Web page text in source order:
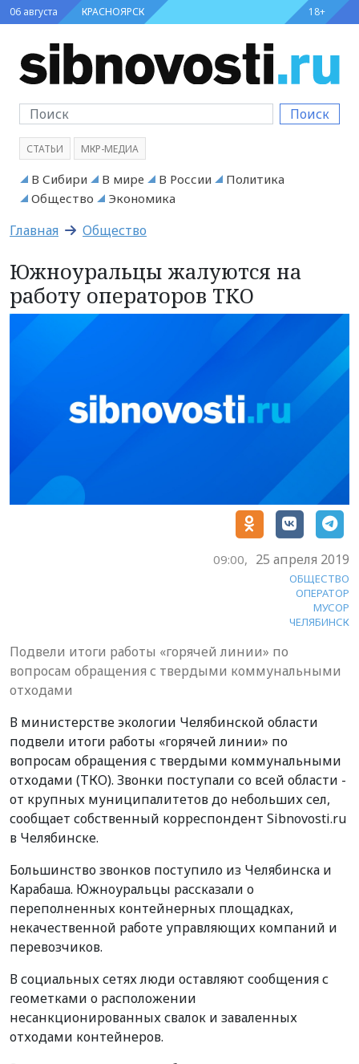
06 августа КРАСНОЯРСК 18+
Поиск
СТАТЬИ МКР-МЕДИА
В Сибири В мире В России
Политика
Общество
Экономика
Главная Общество
Южноуральцы жалуются на
работу операторов ТКО
09:00, 25 апреля 2019
ОБЩЕСТВО
ОПЕРАТОР
МУСОР
ЧЕЛЯБИНСК
Подвели итоги работы «горячей линии» по
вопросам обращения с твердыми коммунальными
отходами
В министерстве экологии Челябинской области
подвели итоги работы «горячей линии» по
вопросам обращения с твердыми коммунальными
отходами (ТКО). Звонки поступали со всей области -
от крупных муниципалитетов до небольших сел,
сообщает собственный корреспондент Sibnovosti.ru
в Челябинске.
Большинство звонков поступило из Челябинска и
Карабаша. Южноуральцы рассказали о
переполненных контейнерных площадках,
некачественной работе управляющих компаний и
перевозчиков.
В социальных сетях люди оставляют сообщения с
геометками о расположении
несанкционированных свалок и заваленных
отходами контейнеров.